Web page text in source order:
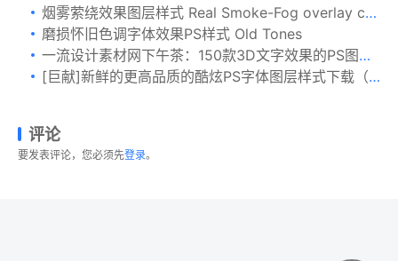
烟雾萦绕效果图层样式 Real Smoke-Fog overlay collection
磨损怀旧色调字体效果PS样式 Old Tones
一流设计素材网下午茶：150款3D文字效果的PS图层样式 150 3D Text Effects for Photoshop–2.61 GB
[巨献]新鲜的更高品质的酷炫PS字体图层样式下载（合集1-5）[PSD,ASL]
评论
要发表评论，您必须先登录。